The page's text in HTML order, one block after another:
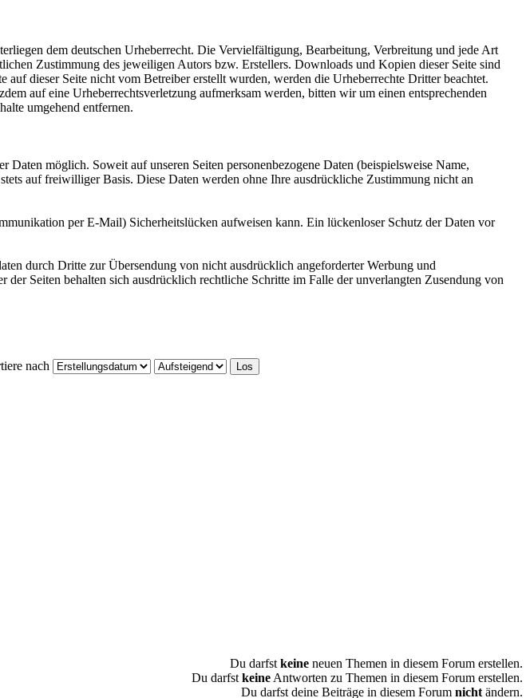
dem deutschen Urheberrecht. Die Vervielfältigung, Bearbeitung, Verbreitung und jede Art
Zustimmung des jeweiligen Autors bzw. Erstellers. Downloads und Kopien dieser Seite sind
dieser Seite nicht vom Betreiber erstellt wurden, werden die Urheberrechte Dritter beachtet.
auf eine Urheberrechtsverletzung aufmerksam werden, bitten wir um einen entsprechenden
umgehend entfernen.
möglich. Soweit auf unseren Seiten personenbezogene Daten (beispielsweise Name,
auf freiwilliger Basis. Diese Daten werden ohne Ihre ausdrückliche Zustimmung nicht an
per E-Mail) Sicherheitslücken aufweisen kann. Ein lückenloser Schutz der Daten vor
durch Dritte zur Übersendung von nicht ausdrücklich angeforderter Werbung und
Seiten behalten sich ausdrücklich rechtliche Schritte im Falle der unverlangten Zusendung von
nach
Du darfst keine neuen Themen in diesem Forum erstellen.
Du darfst keine Antworten zu Themen in diesem Forum erstellen.
Du darfst deine Beiträge in diesem Forum nicht ändern.